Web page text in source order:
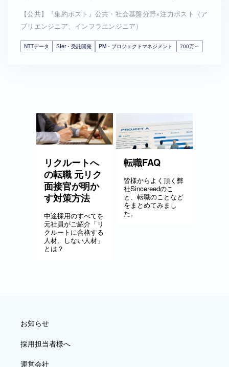
【公共】『集約ポスト』公共・社会基盤分野×注力ポスト（ア
プリエンジニア、インフラエンジニア）
NTTデータ SIer・受託開発 PM・プロジェクトマネジメント 700万～
リクルートへ
の転職 元リク
面接官が明か
す対策方法
中途採用のすべてを
元社員がご紹介「リ
クルートに合格する
人材、しない人材」
とは？
転職FAQ
皆様からよく頂く弊
社Sincereedのこ
と、転職のことなど
をまとめてみまし
た。
お知らせ
採用担当者様へ
運営会社